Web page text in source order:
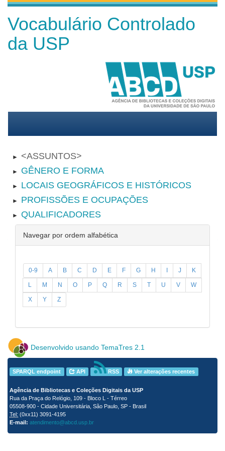
Vocabulário Controlado
da USP
► ASSUNTOS
► GÊNERO E FORMA
► LOCAIS GEOGRÁFICOS E HISTÓRICOS
► PROFISSÕES E OCUPAÇÕES
► QUALIFICADORES
Navegar por ordem alfabética
0-9 A B C D E F G H I J K
L M N O P Q R S T U V W
X Y Z
Desenvolvido usando TemaTres 2.1
SPARQL endpoint API RSS Ver alterações recentes
Agência de Bibliotecas e Coleções Digitais da USP
Rua da Praça do Relógio, 109 - Bloco L - Térreo
05508-900 - Cidade Universitária, São Paulo, SP - Brasil
Tel: (0xx11) 3091-4195
E-mail: atendimento@abcd.usp.br